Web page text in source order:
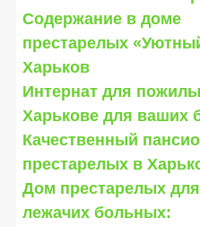
Содержание в доме
престарелых
Харьков
Интернат для
Харькове для ваших
Качественный
престарелых в
Дом престарелых для
лежачих больных: